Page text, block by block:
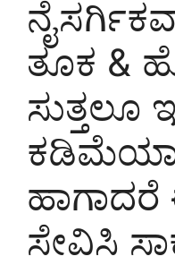
ತೂಕ &
ಸುತ್ತಲೂ
ಸೇವಿಸಿ